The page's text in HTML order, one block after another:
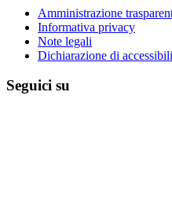
Amministrazione
Informativa privacy
Note legali
Dichiarazione di
Seguici su